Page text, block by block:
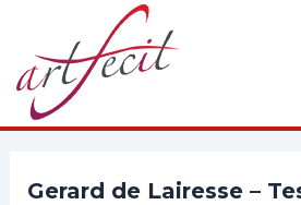
contenido
Gerard de Lairesse –